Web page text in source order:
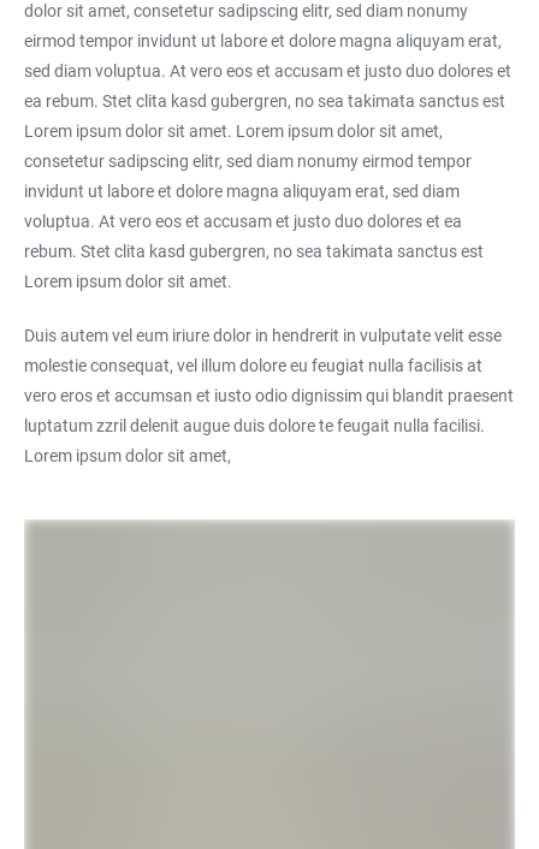
dolor sit amet, consetetur sadipscing elitr, sed diam nonumy
eirmod tempor invidunt ut labore et dolore magna aliquyam erat,
sed diam voluptua. At vero eos et accusam et justo duo dolores et
ea rebum. Stet clita kasd gubergren, no sea takimata sanctus est
Lorem ipsum dolor sit amet. Lorem ipsum dolor sit amet,
consetetur sadipscing elitr, sed diam nonumy eirmod tempor
invidunt ut labore et dolore magna aliquyam erat, sed diam
voluptua. At vero eos et accusam et justo duo dolores et ea
rebum. Stet clita kasd gubergren, no sea takimata sanctus est
Lorem ipsum dolor sit amet.
Duis autem vel eum iriure dolor in hendrerit in vulputate velit esse
molestie consequat, vel illum dolore eu feugiat nulla facilisis at
vero eros et accumsan et iusto odio dignissim qui blandit praesent
luptatum zzril delenit augue duis dolore te feugait nulla facilisi.
Lorem ipsum dolor sit amet,